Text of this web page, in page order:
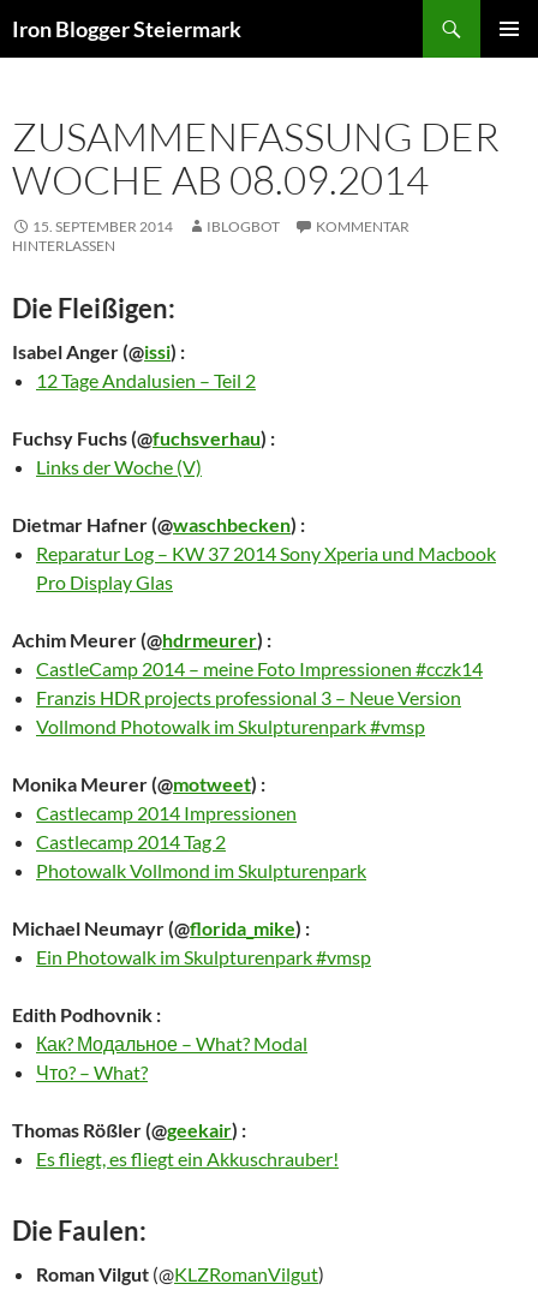
Inhalt
Iron Blogger Steiermark
ZUSAMMENFASSUNG DER
WOCHE AB 08.09.2014
15. SEPTEMBER 2014 IBLOGBOT
KOMMENTAR
HINTERLASSEN
Die Fleißigen:
Isabel Anger(@issi) :
12 Tage Andalusien – Teil 2
Fuchsy Fuchs(@fuchsverhau) :
Links der Woche (V)
Dietmar Hafner(@waschbecken) :
Reparatur Log – KW 37 2014 Sony Xperia und Macbook
Pro Display Glas
Achim Meurer(@hdrmeurer) :
CastleCamp 2014 – meine Foto Impressionen #cczk14
Franzis HDR projects professional 3 – Neue Version
Vollmond Photowalk im Skulpturenpark #vmsp
Monika Meurer(@motweet) :
Castlecamp 2014 Impressionen
Castlecamp 2014 Tag 2
Photowalk Vollmond im Skulpturenpark
Michael Neumayr(@florida_mike) :
Ein Photowalk im Skulpturenpark #vmsp
Edith Podhovnik :
Как? Модальное – What? Modal
Что? – What?
Thomas Rößler(@geekair) :
Es fliegt, es fliegt ein Akkuschrauber!
Die Faulen:
Roman Vilgut (@KLZRomanVilgut)